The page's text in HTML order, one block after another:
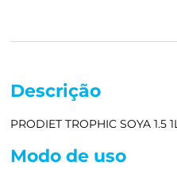
Descrição
PRODIET TROPHIC SOYA 1.5 1L
Modo de uso